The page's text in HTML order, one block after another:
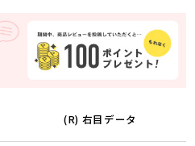
(R) 右目データ